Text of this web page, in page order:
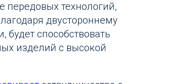
передовых технологий,
двустороннему
способствовать
изделий с высокой